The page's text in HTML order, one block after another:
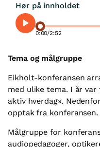
Hør på innholdet
0:00/2:52
Tema og målgruppe
Eikholt-konferansen
med ulike tema. I år var
aktiv hverdag».
opptak fra konferansen.
Målgruppe for
audiopedagoger,